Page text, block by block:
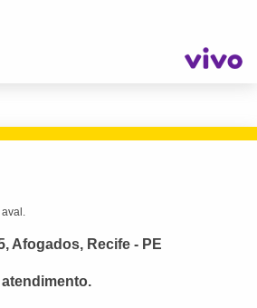
aval.
Afogados, Recife - PE